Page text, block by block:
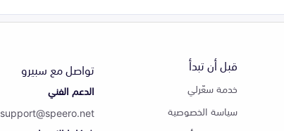
قبل أن تبدأ
خدمة سعّرلي
سياسة الخصوصية
تواصل مع سبيرو
الدعم الفني
support@speero.net